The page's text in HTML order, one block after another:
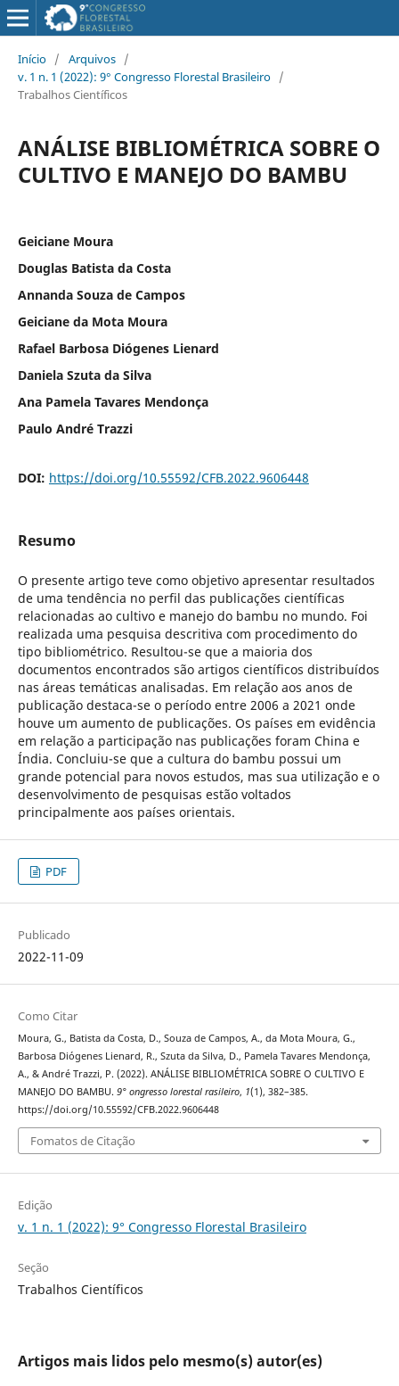
Início / Arquivos /
v. 1 n. 1 (2022): 9° Congresso Florestal Brasileiro /
Trabalhos Científicos
ANÁLISE BIBLIOMÉTRICA SOBRE O
CULTIVO E MANEJO DO BAMBU
Geiciane Moura
Douglas Batista da Costa
Annanda Souza de Campos
Geiciane da Mota Moura
Rafael Barbosa Diógenes Lienard
Daniela Szuta da Silva
Ana Pamela Tavares Mendonça
Paulo André Trazzi
DOI: https://doi.org/10.55592/CFB.2022.9606448
Resumo
O presente artigo teve como objetivo apresentar resultados
de uma tendência no perfil das publicações científicas
relacionadas ao cultivo e manejo do bambu no mundo. Foi
realizada uma pesquisa descritiva com procedimento do
tipo bibliométrico. Resultou-se que a maioria dos
documentos encontrados são artigos científicos distribuídos
nas áreas temáticas analisadas. Em relação aos anos de
publicação destaca-se o período entre 2006 a 2021 onde
houve um aumento de publicações. Os países em evidência
em relação a participação nas publicações foram China e
Índia. Concluiu-se que a cultura do bambu possui um
grande potencial para novos estudos, mas sua utilização e o
desenvolvimento de pesquisas estão voltados
principalmente aos países orientais.
PDF
Publicado
2022-11-09
Como Citar
Moura, G., Batista da Costa, D., Souza de Campos, A., da Mota Moura, G.,
Barbosa Diógenes Lienard, R., Szuta da Silva, D., Pamela Tavares Mendonça,
A., & André Trazzi, P. (2022). ANÁLISE BIBLIOMÉTRICA SOBRE O CULTIVO E
MANEJO DO BAMBU. 9° ongresso lorestal rasileiro, 1(1), 382–385.
https://doi.org/10.55592/CFB.2022.9606448
Fomatos de Citação
Edição
v. 1 n. 1 (2022): 9° Congresso Florestal Brasileiro
Seção
Trabalhos Científicos
Artigos mais lidos pelo mesmo(s) autor(es)